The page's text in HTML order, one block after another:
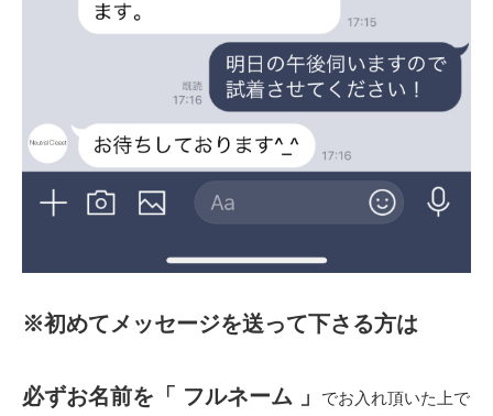
※初めてメッセージを送って下さる方は
必ずお名前を「 フルネーム 」 でお入れ頂いた上で